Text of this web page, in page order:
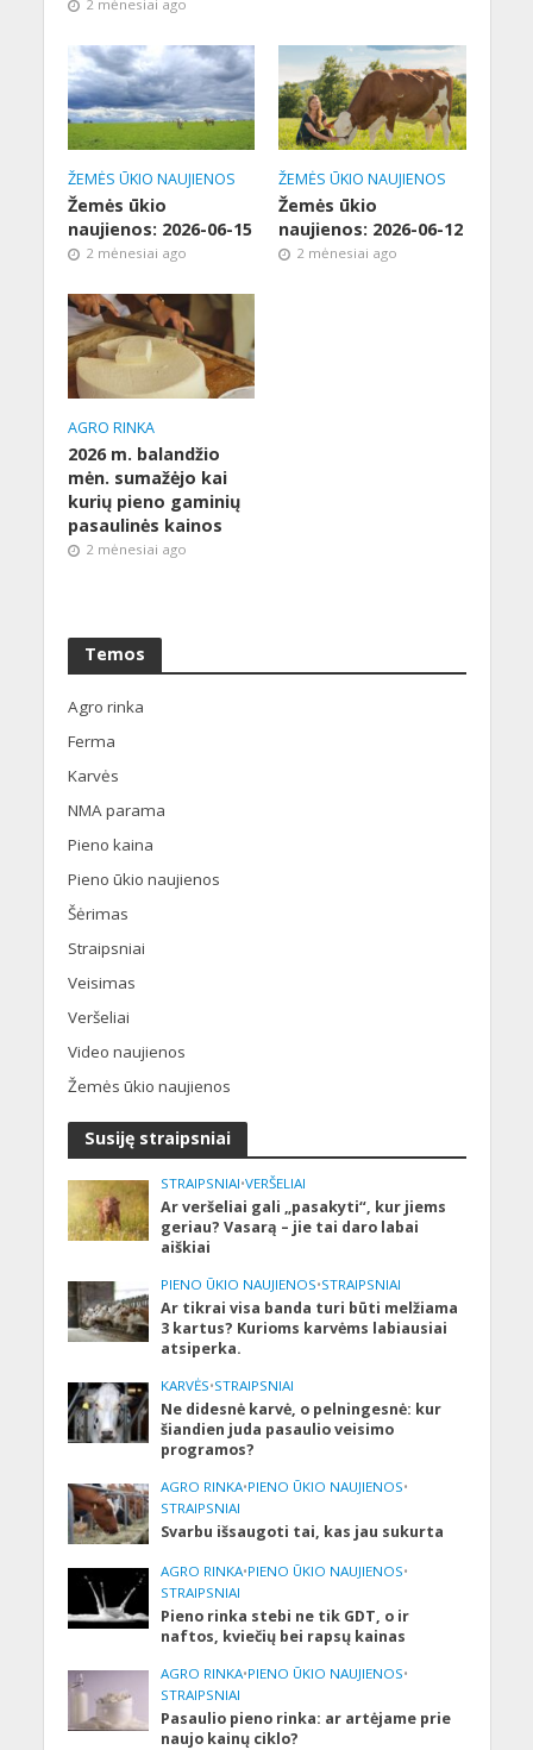
2 mėnesiai ago
ŽEMĖS ŪKIO NAUJIENOS
Žemės ūkio
naujienos: 2026-06-15
2 mėnesiai ago
ŽEMĖS ŪKIO NAUJIENOS
Žemės ūkio
naujienos: 2026-06-12
2 mėnesiai ago
AGRO RINKA
2026 m. balandžio
mėn. sumažėjo kai
kurių pieno gaminių
pasaulinės kainos
2 mėnesiai ago
Temos
Agro rinka
Ferma
Karvės
NMA parama
Pieno kaina
Pieno ūkio naujienos
Šėrimas
Straipsniai
Veisimas
Veršeliai
Video naujienos
Žemės ūkio naujienos
Susiję straipsniai
STRAIPSNIAI•VERŠELIAI
Ar veršeliai gali „pasakyti“, kur jiems
geriau? Vasarą – jie tai daro labai
aiškiai
PIENO ŪKIO NAUJIENOS•STRAIPSNIAI
Ar tikrai visa banda turi būti melžiama
3 kartus? Kurioms karvėms labiausiai
atsiperka.
KARVĖS•STRAIPSNIAI
Ne didesnė karvė, o pelningesnė: kur
šiandien juda pasaulio veisimo
programos?
AGRO RINKA•PIENO ŪKIO NAUJIENOS•
STRAIPSNIAI
Svarbu išsaugoti tai, kas jau sukurta
AGRO RINKA•PIENO ŪKIO NAUJIENOS•
STRAIPSNIAI
Pieno rinka stebi ne tik GDT, o ir
naftos, kviečių bei rapsų kainas
AGRO RINKA•PIENO ŪKIO NAUJIENOS•
STRAIPSNIAI
Pasaulio pieno rinka: ar artėjame prie
naujo kainų ciklo?